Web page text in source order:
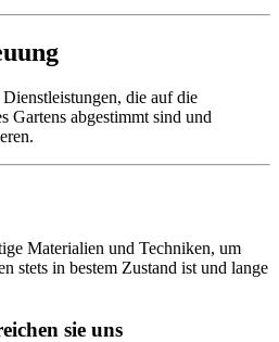
die auf die
Gartens abgestimmt sind und
Materialien und Techniken, um
stets in bestem Zustand ist und lange
sie uns